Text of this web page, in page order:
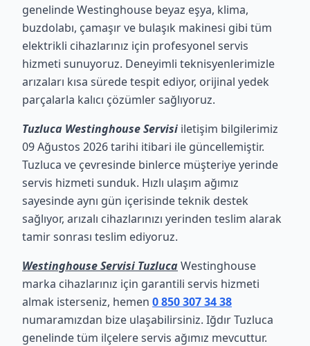
genelinde Westinghouse beyaz eşya, klima,
buzdolabı, çamaşır ve bulaşık makinesi gibi tüm
elektrikli cihazlarınız için profesyonel servis
hizmeti sunuyoruz. Deneyimli teknisyenlerimizle
arızaları kısa sürede tespit ediyor, orijinal yedek
parçalarla kalıcı çözümler sağlıyoruz.
Tuzluca Westinghouse Servisi iletişim bilgilerimiz
09 Ağustos 2026 tarihi itibari ile güncellemiştir.
Tuzluca ve çevresinde binlerce müşteriye yerinde
servis hizmeti sunduk. Hızlı ulaşım ağımız
sayesinde aynı gün içerisinde teknik destek
sağlıyor, arızalı cihazlarınızı yerinden teslim alarak
tamir sonrası teslim ediyoruz.
Westinghouse Servisi TuzlucaWestinghouse
marka cihazlarınız için garantili servis hizmeti
almak isterseniz, hemen 0 850 307 34 38
numaramızdan bize ulaşabilirsiniz. Iğdır Tuzluca
genelinde tüm ilçelere servis ağımız mevcuttur.